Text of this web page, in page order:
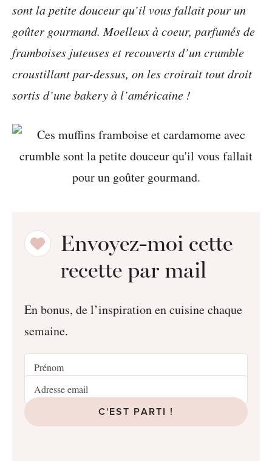
sont la petite douceur qu’il vous fallait pour un
goûter gourmand. Moelleux à coeur, parfumés de
framboises juteuses et recouverts d’un crumble
croustillant par-dessus, on les croirait tout droit
sortis d’une bakery à l’américaine !
Envoyez-moi cette
recette par mail
En bonus, de l’inspiration en cuisine chaque
semaine.
C'EST PARTI !